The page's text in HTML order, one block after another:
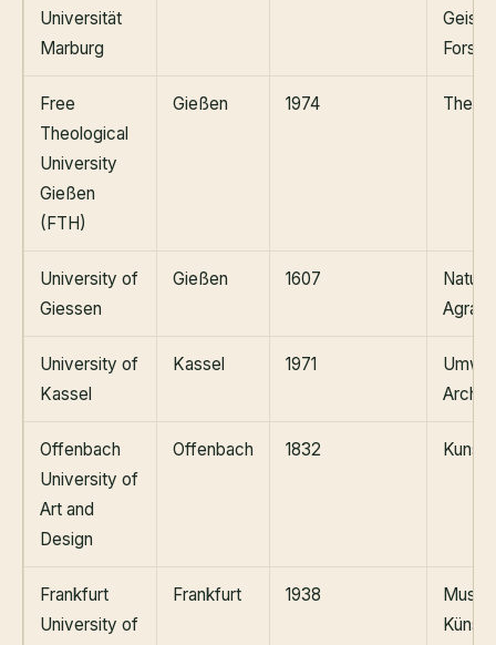
Universität
Marburg
Free
Theological
University
Gießen
(FTH)
Gießen 1974
University of
Giessen
Gießen 1607
University of
Kassel
Kassel 1971
Offenbach
University of
Art and
Design
Offenbach 1832 Kunst,
Frankfurt
University of
Frankfurt 1938
Künste